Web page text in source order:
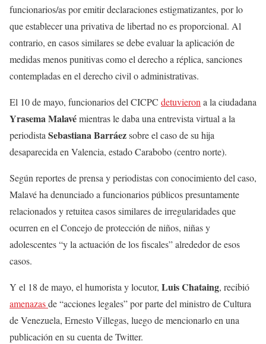
funcionarios/as por emitir declaraciones estigmatizantes, por lo
que establecer una privativa de libertad no es proporcional. Al
contrario, en casos similares se debe evaluar la aplicación de
medidas menos punitivas como el derecho a réplica, sanciones
contempladas en el derecho civil o administrativas.
El 10 de mayo, funcionarios del CICPC detuvierona la ciudadana
Yrasema Malavémientras le daba una entrevista virtual a la
periodistaSebastiana Barráezsobre el caso de su hija
desaparecida en Valencia, estado Carabobo (centro norte).
Según reportes de prensa y periodistas con conocimiento del caso,
Malavé ha denunciado a funcionarios públicos presuntamente
relacionados y retuitea casos similares de irregularidades que
ocurren en el Concejo de protección de niños, niñas y
adolescentes “y la actuación de los fiscales” alrededor de esos
casos.
Y el 18 de mayo, el humorista y locutor, Luis Chataing, recibió
amenazasde “acciones legales” por parte del ministro de Cultura
de Venezuela, Ernesto Villegas, luego de mencionarlo en una
publicación en su cuenta de Twitter.